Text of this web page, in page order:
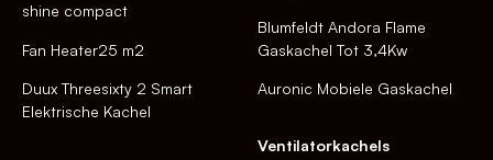
shine compact
Fan Heater25 m2
Duux Threesixty 2 Smart
Elektrische Kachel
Blumfeldt Andora Flame
Gaskachel Tot 3,4Kw
Auronic Mobiele Gaskachel
Ventilatorkachels